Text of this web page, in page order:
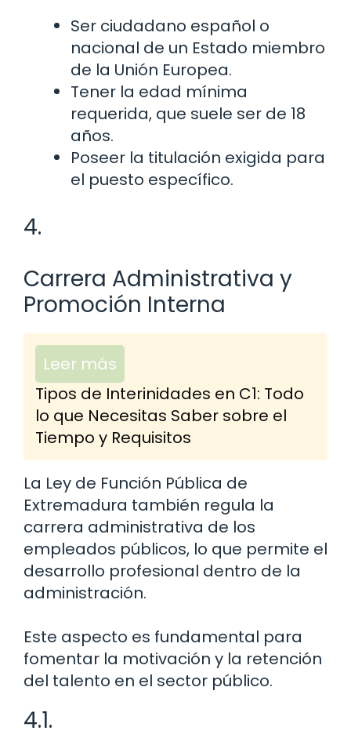
Ser ciudadano español o
nacional de un Estado miembro
de la Unión Europea.
Tener la edad mínima
requerida, que suele ser de 18
años.
Poseer la titulación exigida para
el puesto específico.
4.
Carrera Administrativa y
Promoción Interna
Leer más
Tipos de Interinidades en C1: Todo
lo que Necesitas Saber sobre el
Tiempo y Requisitos
La Ley de Función Pública de
Extremadura también regula la
carrera administrativa de los
empleados públicos, lo que permite el
desarrollo profesional dentro de la
administración.
Este aspecto es fundamental para
fomentar la motivación y la retención
del talento en el sector público.
4.1.